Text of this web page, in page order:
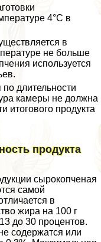
4°С в
в
не больше
используется
длительности
камеры не должна
итогового продукта
продукта
сырокопченая
самой
в
жира на 100 г
до 30 процентов.
содержатся или